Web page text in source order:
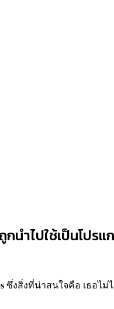
กนำไปใช้เป็นโป
ซึ่งสิ่งที่น่าสนใจคือ เธอไม่